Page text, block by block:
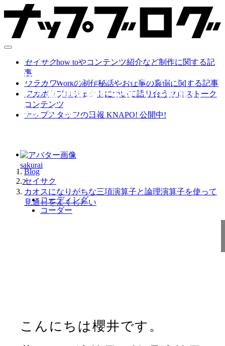
セイサクhow toやコンテンツ紹介など制作に関する記
事
ウラガワWorkの制作秘話やお仕事の裏側に関する記事
フカボリプロジェクトについて語り合うクロストーク
コンテンツ
ナップスタッフの日報 KNAPO! 公開中!
Blog
セイサク
カオスになりがちな三項演算子と論理演算子を使って
見通しをよくしたい
2020.06.18
カオスになりがちな三項演算
子と論理演算子を使って見通し
をよくしたい
sakurai
2
コーディング
コーダー
こんにちは櫻井です。